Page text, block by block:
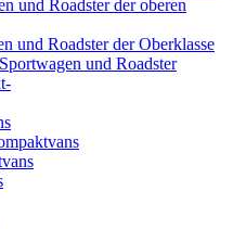
und Roadster der oberen
und Roadster der Oberklasse
und Roadster